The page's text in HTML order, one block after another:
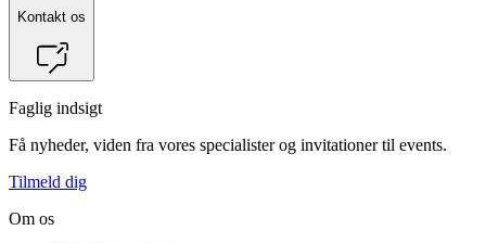
Kontakt os
Faglig indsigt
Få nyheder, viden fra vores specialister og invitationer til events.
Tilmeld dig
Om os